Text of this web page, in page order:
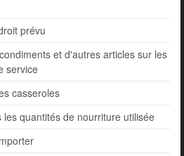
prévu
et d'autres articles sur les
service
casseroles
quantités de nourriture utilisée